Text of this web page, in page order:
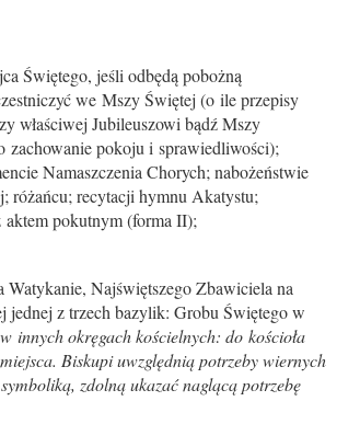
Świętego, jeśli odbędą pobożną
we Mszy Świętej (o ile przepisy
właściwej Jubileuszowi bądź Mszy
zachowanie pokoju i sprawiedliwości);
Namaszczenia Chorych; nabożeństwie
różańcu; recytacji hymnu Akatystu;
pokutnym (forma II);
Najświętszego Zbawiciela na
jednej z trzech bazylik: Grobu Świętego w
w innych okręgach kościelnych: do kościoła
Biskupi uwzględnią potrzeby wiernych
zdolną ukazać naglącą potrzebę